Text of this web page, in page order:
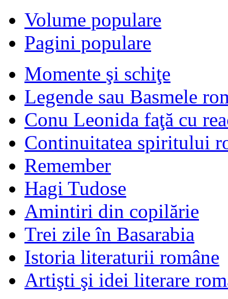
Volume populare
Pagini populare
Momente şi schiţe
Legende sau Basmele
Conu Leonida faţă cu
Continuitatea spiritului
Remember
Hagi Tudose
Amintiri din copilărie
Trei zile în Basarabia
Istoria literaturii române
Artişti şi idei literare